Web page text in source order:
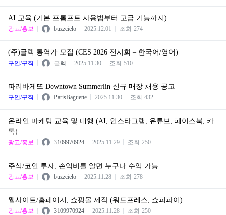
AI 교육 (기본 프롬프트 사용법부터 고급 기능까지)
광고/홍보 buzzcielo 2025.12.01 조회 274
(주)글렉 통역가 모집 (CES 2026 전시회 – 한국어/영어)
구인/구직 글렉 2025.11.30 조회 510
파리바게뜨 Downtown Summerlin 신규 매장 채용 공고
구인/구직 ParisBaguette 2025.11.30 조회 432
온라인 마케팅 교육 및 대행 (AI, 인스타그램, 유튜브, 페이스북, 카
톡)
광고/홍보 3109970924 2025.11.29 조회 250
주식/코인 투자, 손익비를 알면 누구나 수익 가능
광고/홍보 buzzcielo 2025.11.28 조회 278
웹사이트/홈페이지, 쇼핑몰 제작 (워드프레스, 쇼피파이)
광고/홍보 3109970924 2025.11.28 조회 250